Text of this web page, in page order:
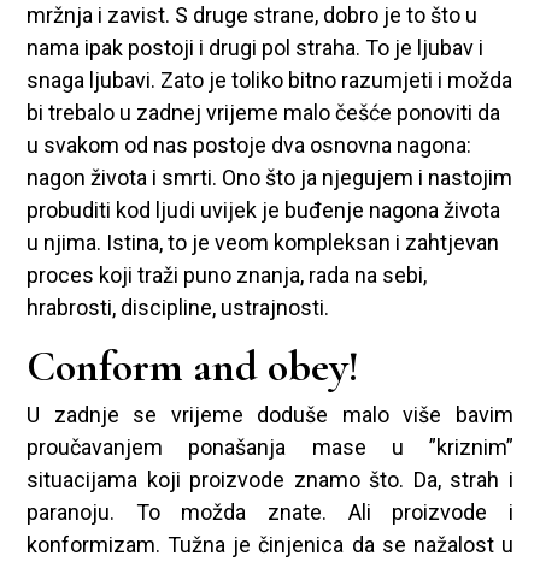
mržnja i zavist. S druge strane, dobro je to što u
nama ipak postoji i drugi pol straha. To je ljubav i
snaga ljubavi. Zato je toliko bitno razumjeti i možda
bi trebalo u zadnej vrijeme malo češće ponoviti da
u svakom od nas postoje dva osnovna nagona:
nagon života i smrti. Ono što ja njegujem i nastojim
probuditi kod ljudi uvijek je buđenje nagona života
u njima. Istina, to je veom kompleksan i zahtjevan
proces koji traži puno znanja, rada na sebi,
hrabrosti, discipline, ustrajnosti.
Conform and obey!
U zadnje se vrijeme doduše malo više bavim
proučavanjem ponašanja mase u ”kriznim”
situacijama koji proizvode znamo što. Da, strah i
paranoju. To možda znate. Ali proizvode i
konformizam. Tužna je činjenica da se nažalost u